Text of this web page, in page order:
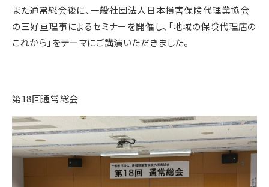
また通常総会後に、一般社団法人日本損害保険代理業協会
の三好亘理事によるセミナーを開催し、「地域の保険代理店の
これから」をテーマにご講演いただきました。
第18回通常総会